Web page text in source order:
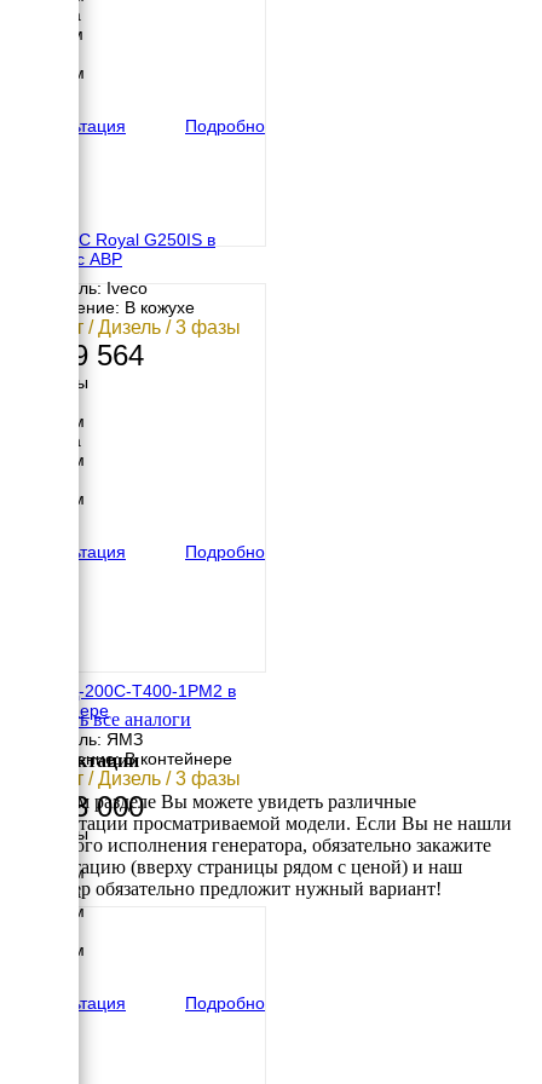
Ширина
1100 мм
1800 мм
Консультация
Подробно
GENMAC Royal G250IS в
кожухе с АВР
Двигатель: Iveco
Исполнение: В кожухе
200 кВт / Дизель / 3 фазы
7 279 564
Размеры
3600 мм
Ширина
1226 мм
2000 мм
Консультация
Подробно
ТСС АД-200С-Т400-1РМ2 в
контейнере
Двигатель: ЯМЗ
Исполнение: В контейнере
200 кВт / Дизель / 3 фазы
2 543 000
Размеры
4500 мм
Ширина
2300 мм
2500 мм
Консультация
Подробно
Смотреть все аналоги
Комплектации
В данном разделе Вы можете увидеть различные
комплектации просматриваемой модели. Если Вы не нашли
требуемого исполнения генератора, обязательно закажите
консультацию (вверху страницы рядом с ценой) и наш
менеджер обязательно предложит нужный вариант!